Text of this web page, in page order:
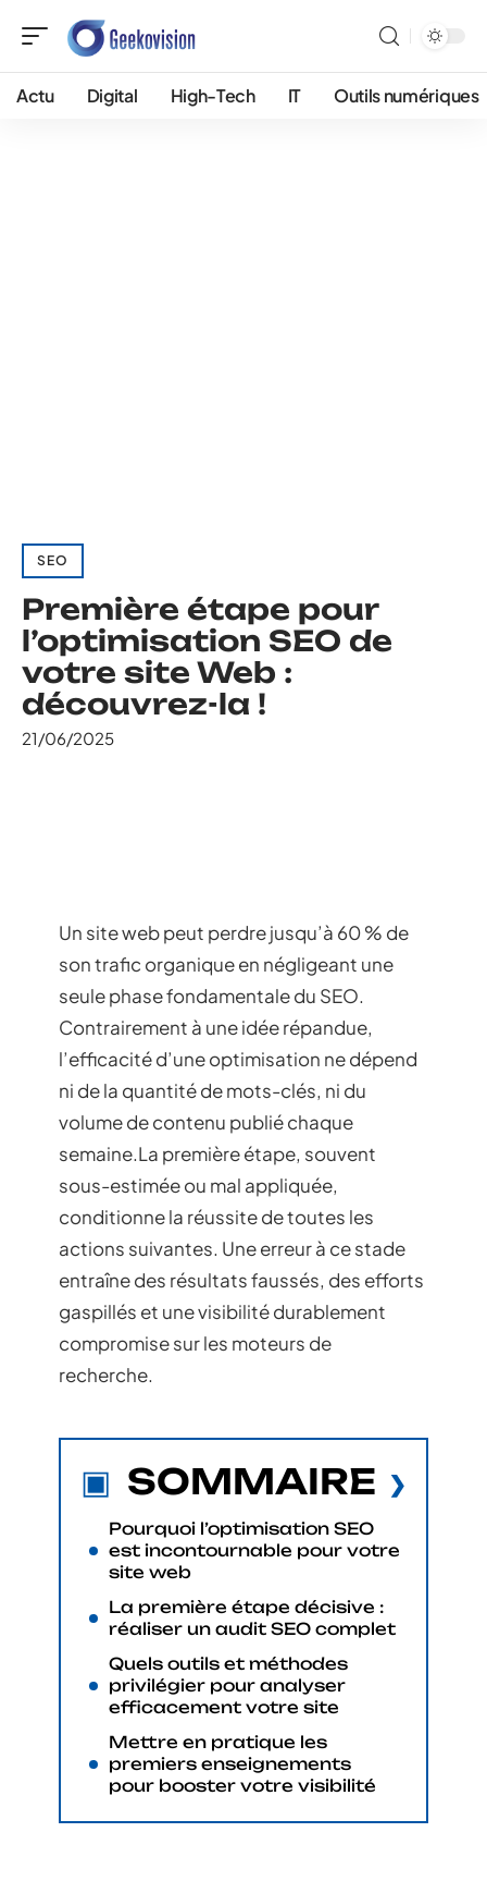
Actu Digital High-Tech IT Outils numériques
SEO
Première étape pour
l’optimisation SEO de
votre site Web :
découvrez-la !
21/06/2025
Un site web peut perdre jusqu’à 60 % de
son trafic organique en négligeant une
seule phase fondamentale du SEO.
Contrairement à une idée répandue,
l’efficacité d’une optimisation ne dépend
ni de la quantité de mots-clés, ni du
volume de contenu publié chaque
semaine.La première étape, souvent
sous-estimée ou mal appliquée,
conditionne la réussite de toutes les
actions suivantes. Une erreur à ce stade
entraîne des résultats faussés, des efforts
gaspillés et une visibilité durablement
compromise sur les moteurs de
recherche.
SOMMAIRE
Pourquoi l’optimisation SEO
est incontournable pour votre
site web
La première étape décisive :
réaliser un audit SEO complet
Quels outils et méthodes
privilégier pour analyser
efficacement votre site
Mettre en pratique les
premiers enseignements
pour booster votre visibilité